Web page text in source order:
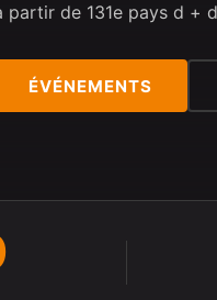
partir de 131e pays d +
ÉVÉNEMENTS